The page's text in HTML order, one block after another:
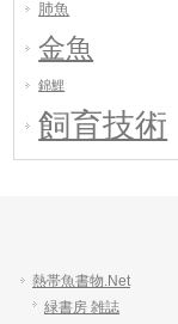
肺魚
金魚
錦鯉
飼育技術
熱帯魚書物.Net
緑書房 雑誌